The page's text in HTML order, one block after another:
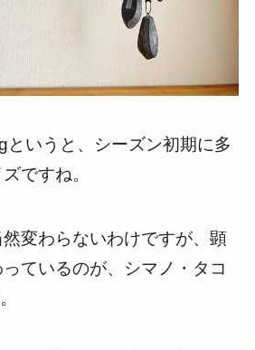
いうと、シーズン初期に多
ですね。
変わらないわけですが、顕
ているのが、シマノ・タコ